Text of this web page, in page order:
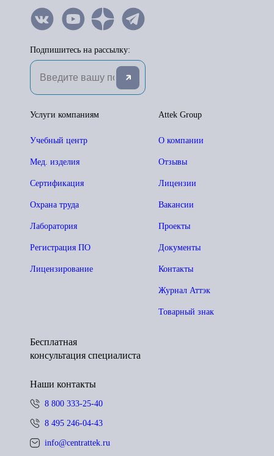
Подпишитесь на рассылку:
Attek Group
О компании
Отзывы
Лицензии
Вакансии
Проекты
Документы
Контакты
Журнал Аттэк
Товарный знак
Услуги компаниям
Учебный центр
Мед. изделия
Сертификация
Охрана труда
Лаборатория
Регистрация ПО
Лицензирование
Бесплатная
консультация специалиста
Наши контакты
8 800 333-25-40
8 495 246-04-43
info@centrattek.ru